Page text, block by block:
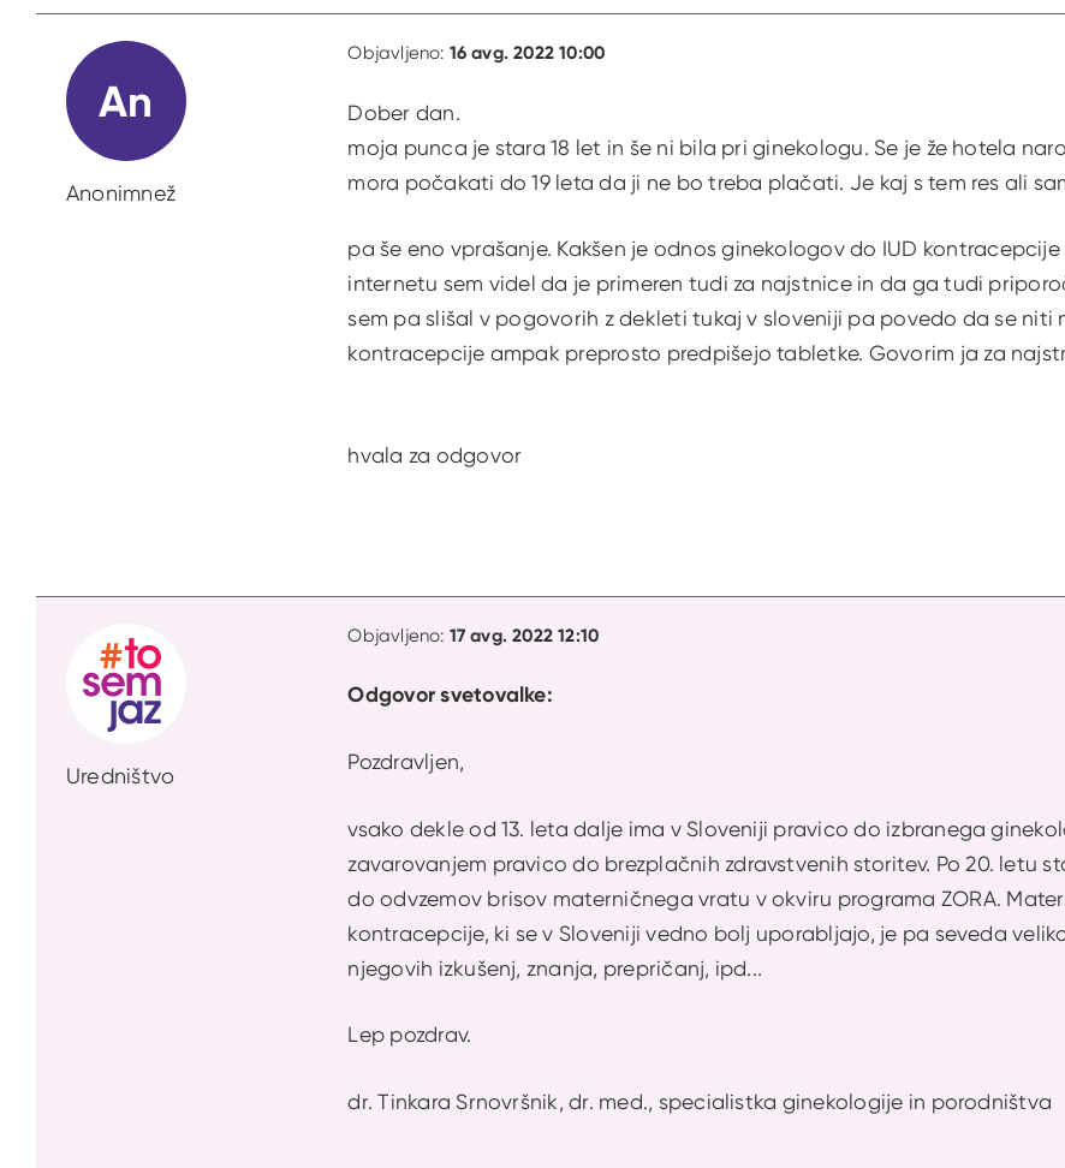
An
Anonimnež
Objavljeno: 16 avg. 2022 10:00
Dober dan.
moja punca je stara 18 let in še ni bila pri ginekologu. Se je že hotela
mora počakati do 19 leta da ji ne bo treba plačati. Je kaj s tem res ali
pa še eno vprašanje. Kakšen je odnos ginekologov do IUD
internetu sem videl da je primeren tudi za najstnice in da ga tudi
sem pa slišal v pogovorih z dekleti tukaj v sloveniji pa povedo da se niti
kontracepcije ampak preprosto predpišejo tabletke. Govorim ja za
hvala za odgovor
Uredništvo
Objavljeno: 17 avg. 2022 12:10
Odgovor svetovalke:
Pozdravljen,
vsako dekle od 13. leta dalje ima v Sloveniji pravico do izbranega
zavarovanjem pravico do brezplačnih zdravstvenih storitev. Po 20. letu
do odvzemov brisov materničnega vratu v okviru programa ZORA.
kontracepcije, ki se v Sloveniji vedno bolj uporabljajo, je pa seveda
njegovih izkušenj, znanja, prepričanj, ipd...
Lep pozdrav.
dr. Tinkara Srnovršnik, dr. med., specialistka ginekologije in porodništva